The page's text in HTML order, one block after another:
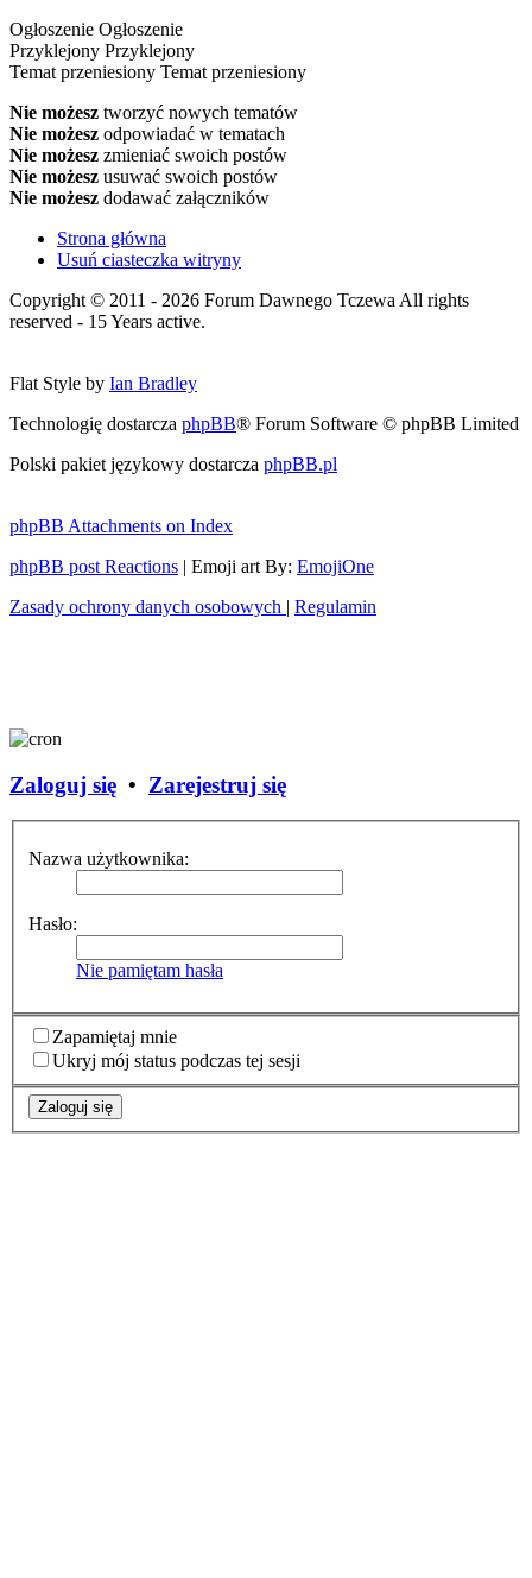
Ogłoszenie Ogłoszenie
Przyklejony Przyklejony
Temat przeniesiony Temat przeniesiony
Nie możesz tworzyć nowych tematów
Nie możesz odpowiadać w tematach
Nie możesz zmieniać swoich postów
Nie możesz usuwać swoich postów
Nie możesz dodawać załączników
Strona główna
Usuń ciasteczka witryny
Copyright © 2011 - 2026 Forum Dawnego Tczewa All rights
reserved - 15 Years active.
Flat Style by Ian Bradley
Technologię dostarcza phpBB® Forum Software © phpBB Limited
Polski pakiet językowy dostarcza phpBB.pl
phpBB Attachments on Index
phpBB post Reactions | Emoji art By: EmojiOne
Zasady ochrony danych osobowych | Regulamin
Zaloguj się • Zarejestruj się
Nazwa użytkownika:
Hasło:
Nie pamiętam hasła
Zapamiętaj mnie
Ukryj mój status podczas tej sesji